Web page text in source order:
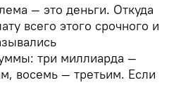
— это деньги. Откуда
всего этого срочного и
три миллиарда —
восемь — третьим. Если